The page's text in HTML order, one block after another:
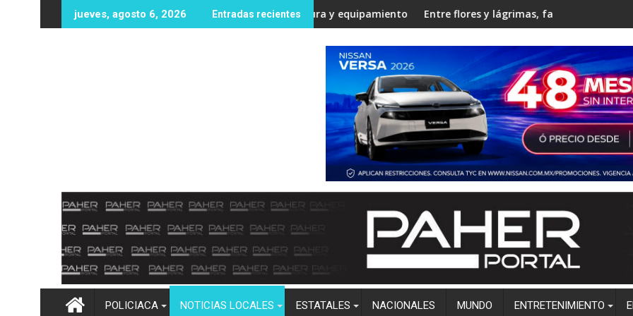
al
jueves, agosto 6, 2026 Entradas recientes
oportunidades educativas con posible sede de la UPES en Angostura
UAS fortalece infraestructura y equipamiento en la Unidad Regional Centro Norte rumbo al ciclo escolar
Entre flores y lágrimas, familiares y amigos despiden a
POLICIACA NOTICIAS LOCALES ESTATALES NACIONALES MUNDO ENTRETENIMIENTO